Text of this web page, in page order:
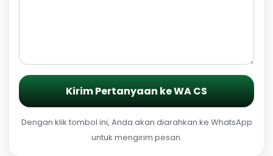
Kirim Pertanyaan ke WA CS
Dengan klik tombol ini, Anda akan diarahkan ke WhatsApp
untuk mengirim pesan.